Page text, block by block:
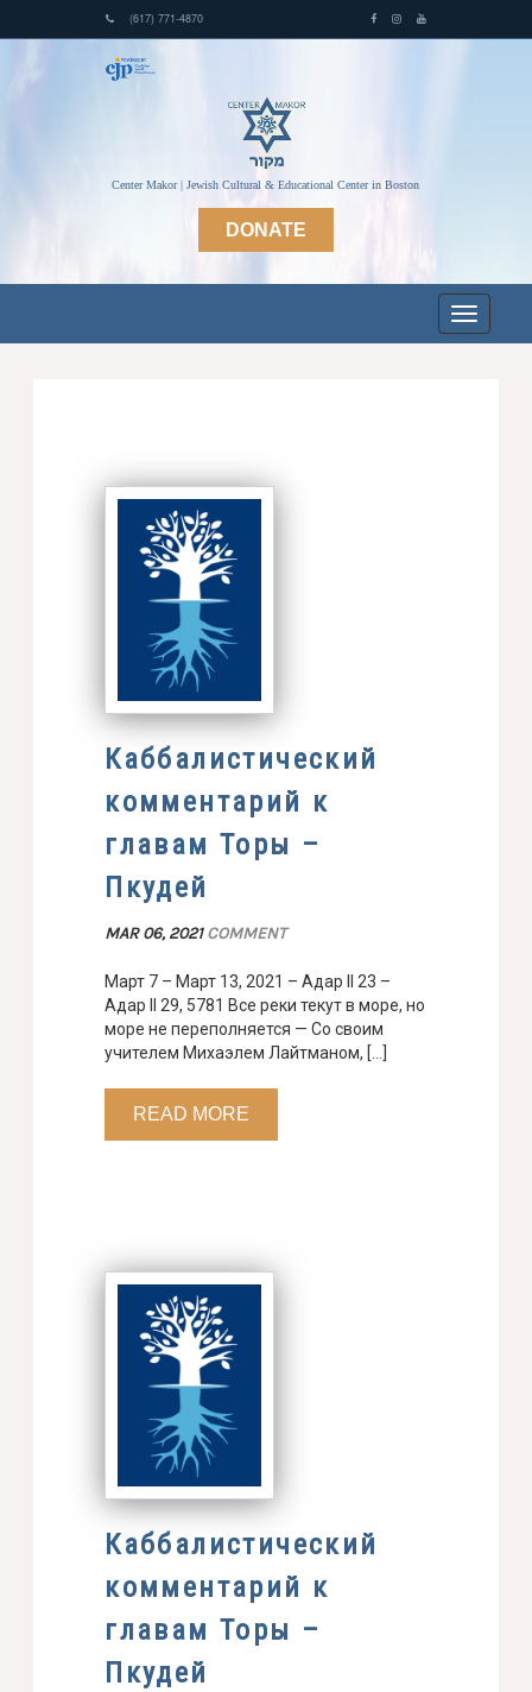
(617) 771-4870
Center Makor | Jewish Cultural & Educational Center in Boston
DONATE
Каббалистический
комментарий к
главам Торы –
Пкудей
MAR 06, 2021 COMMENT
Март 7 – Март 13, 2021 – Адар II 23 –
Адар II 29, 5781 Все реки текут в море, но
море не переполняется — Со своим
учителем Михаэлем Лайтманом, […]
READ MORE
Каббалистический
комментарий к
главам Торы –
Пкудей